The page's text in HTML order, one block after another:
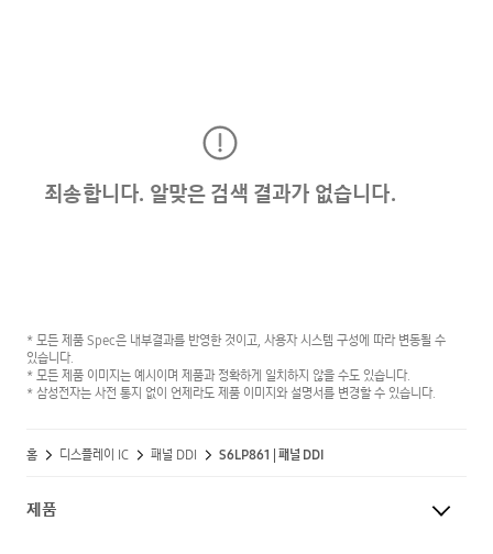
죄송합니다. 알맞은 검색 결과가 없습니다.
* 모든 제품 Spec은 내부결과를 반영한 것이고, 사용자 시스템 구성에 따라 변동될 수
있습니다.
* 모든 제품 이미지는 예시이며 제품과 정확하게 일치하지 않을 수도 있습니다.
* 삼성전자는 사전 통지 없이 언제라도 제품 이미지와 설명서를 변경할 수 있습니다.
홈 디스플레이 IC 패널 DDI S6LP861 | 패널 DDI
제품